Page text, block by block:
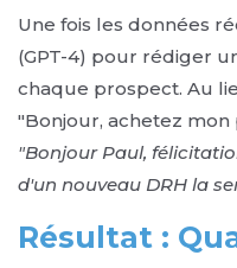
Une fois les données
(GPT-4) pour rédiger
chaque prospect. Au
"Bonjour, achetez
"Bonjour Paul,
d'un nouveau DRH la
Résultat :